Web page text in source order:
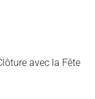
avec la Fête